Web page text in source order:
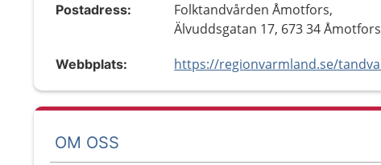
Postadress:
Folktandvården Åmotfors,
Älvuddsgatan 17, 673 34 Åmotfors
Webbplats:
OM OSS